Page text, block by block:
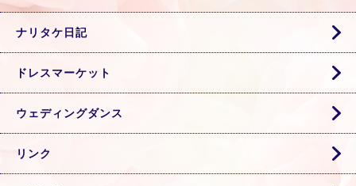
ナリタケ日記
ドレスマーケット
ウェディングダンス
リンク